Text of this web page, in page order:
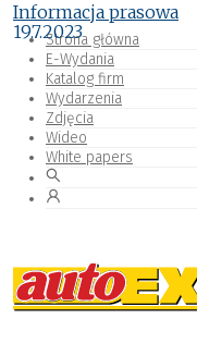
Strona główna
E-Wydania
Katalog firm
Wydarzenia
Zdjęcia
Wideo
White papers
Informacja prasowa
19.7.2023